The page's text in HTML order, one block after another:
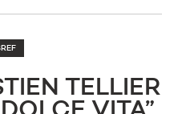
TELLIER